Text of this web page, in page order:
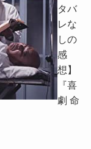
タバ
レな
しの
感
想】
『喜
劇 命